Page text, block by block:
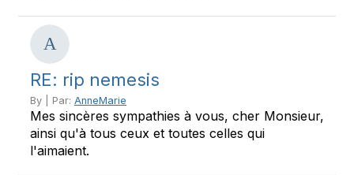
RE: rip nemesis
By | Par: AnneMarie
Mes sincères sympathies à vous, cher Monsieur,
ainsi qu'à tous ceux et toutes celles qui
l'aimaient.